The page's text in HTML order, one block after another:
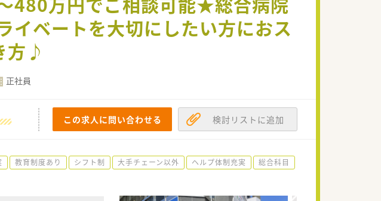
イベートを大切にしたい方におス
方♪
正社員
この求人に問い合わせる 検討リストに追加
教育制度あり シフト制 大手チェーン以外 ヘルプ体制充実
総合科目